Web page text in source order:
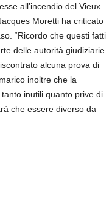
all’incendio del Vieux
Moretti ha criticato
“Ricordo che questi fatti
delle autorità giudiziarie
alcuna prova di
inoltre che la
inutili quanto prive di
che essere diverso da